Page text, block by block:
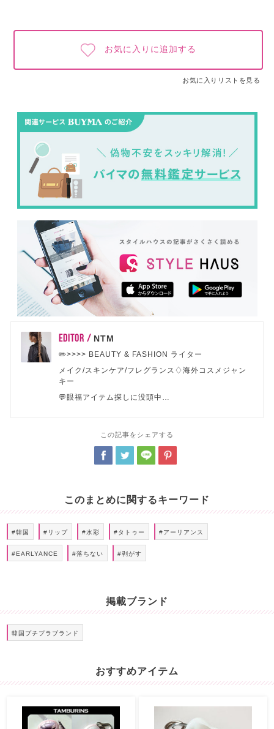
お気に入りに追加する
お気に入りリストを見る
EDITOR / NTM
✏️>>>> BEAUTY & FASHION ライター
メイク/スキンケア/フレグランス♢海外コスメジャン
キー
💬眼福アイテム探しに没頭中…
この記事をシェアする
このまとめに関するキーワード
#韓国 #リップ #水彩 #タトゥー #アーリアンス
#EARLYANCE #落ちない #剥がす
掲載ブランド
韓国プチプラブランド
おすすめアイテム